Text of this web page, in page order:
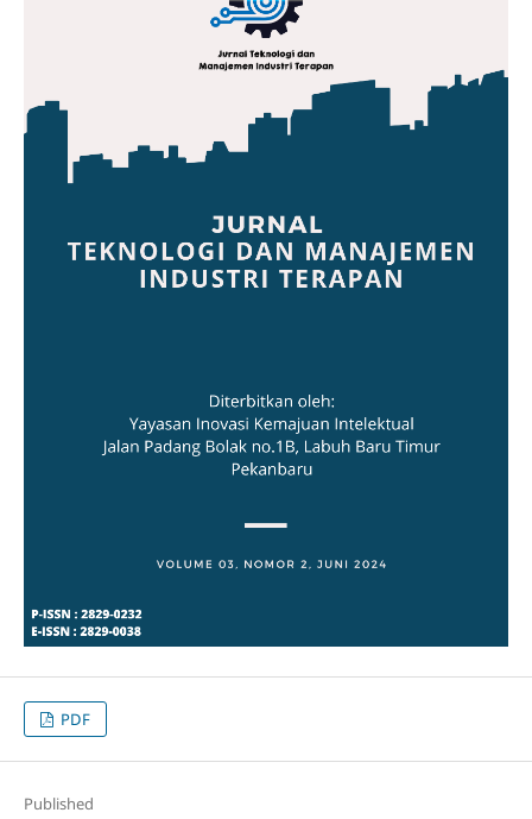
PDF
Published